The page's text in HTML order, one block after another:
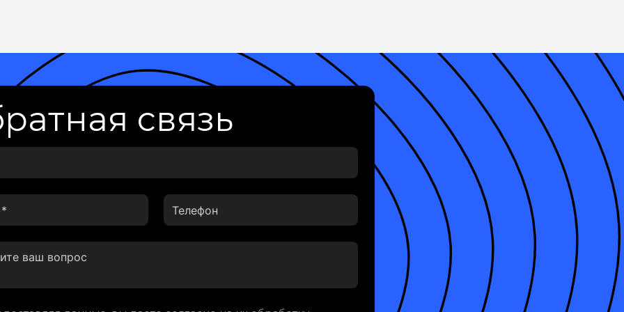
связь